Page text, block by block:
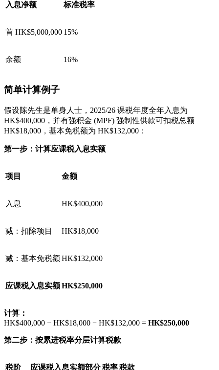
入息净额 标准税率
首 HK$5,000,000 15%
余额 16%
简单计算例子
假设陈先生是单身人士，2025/26 课税年度全年入息为
HK$400,000，并有强积金 (MPF) 强制性供款可扣税总额
HK$18,000，基本免税额为 HK$132,000：
第一步：计算应课税入息实额
项目 金额
入息 HK$400,000
减：扣除项目 HK$18,000
减：基本免税额HK$132,000
应课税入息实额HK$250,000
计算：
HK$400,000 − HK$18,000 − HK$132,000 = HK$250,000
第二步：按累进税率分层计算税款
税阶 应课税入息实额部分税率税款